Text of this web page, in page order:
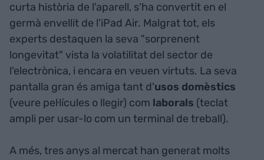
curta història de l'aparell, s'ha convertit en el
germà envellit de l'iPad Air. Malgrat tot, els
experts destaquen la seva "sorprenent
longevitat" vista la volatilitat del sector de
l'electrònica, i encara en veuen virtuts. La seva
pantalla gran és amiga tant d'usos domèstics
(veure pel·lícules o llegir) com laborals (teclat
ampli per usar-lo com un terminal de treball).
A més, tres anys al mercat han generat molts